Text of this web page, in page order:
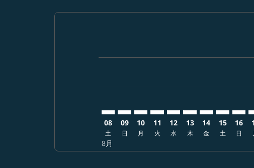
08
土
8月
09
日
10
月
11
火
12
水
13
木
14
金
15
土
16
日